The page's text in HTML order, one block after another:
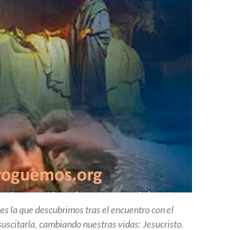
la que descubrimos tras el encuentro con el
cambiando nuestras vidas: Jesucristo.